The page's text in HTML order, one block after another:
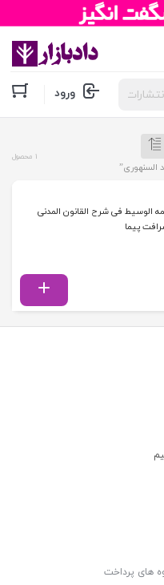
ورود
السنهوری”
1 محصول
الوسیط فی شرح القانون المدنی
پیما
های پرداخت